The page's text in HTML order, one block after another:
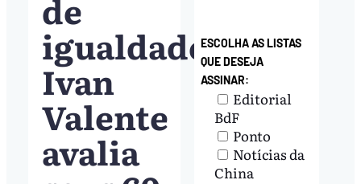
igualdade:
Ivan
Valente
avalia
ESCOLHA AS LISTAS
QUE DESEJA
ASSINAR:
Editorial
BdF
Ponto
Notícias da
China